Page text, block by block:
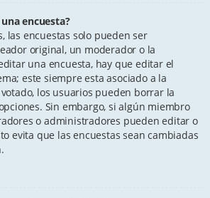
encuesta?
las encuestas solo pueden ser
original, un moderador o la
una encuesta, hay que editar el
este siempre esta asociado a la
los usuarios pueden borrar la
Sin embargo, si algún miembro
o administradores pueden editar o
evita que las encuestas sean cambiadas